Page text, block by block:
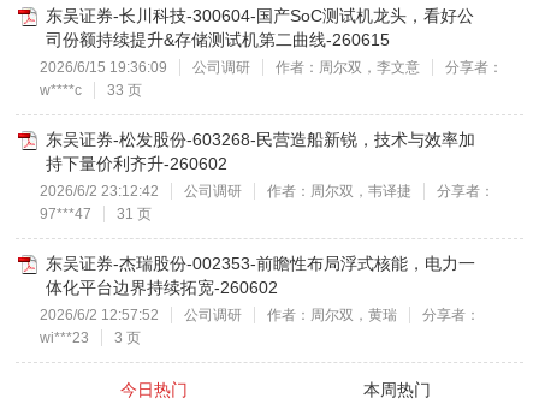
东吴证券-长川科技-300604-国产SoC测试机龙头，看好公
司份额持续提升&存储测试机第二曲线-260615
2026/6/15 19:36:09 公司调研 作者：周尔双，李文意
分享者：
w****c
33 页
东吴证券-松发股份-603268-民营造船新锐，技术与效率加
持下量价利齐升-260602
2026/6/2 23:12:42 公司调研 作者：周尔双，韦译捷
分享者：
97***47
31 页
东吴证券-杰瑞股份-002353-前瞻性布局浮式核能，电力一
体化平台边界持续拓宽-260602
2026/6/2 12:57:52 公司调研 作者：周尔双，黄瑞
分享者：
wi***23
3 页
今日热门 本周热门